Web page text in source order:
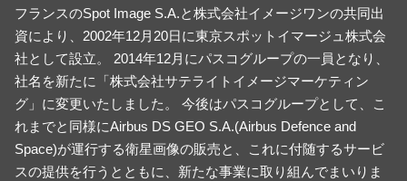
フランスのSpot Image S.A.と株式会社イメージワンの共同出
資により、2002年12月20日に東京スポットイマージュ株式会
社として設立。 2014年12月にパスコグループの一員となり、
社名を新たに「株式会社サテライトイメージマーケティン
グ」に変更いたしました。 今後はパスコグループとして、こ
れまでと同様にAirbus DS GEO S.A.(Airbus Defence and
Space)が運行する衛星画像の販売と、これに付随するサービ
スの提供を行うとともに、新たな事業に取り組んでまいりま